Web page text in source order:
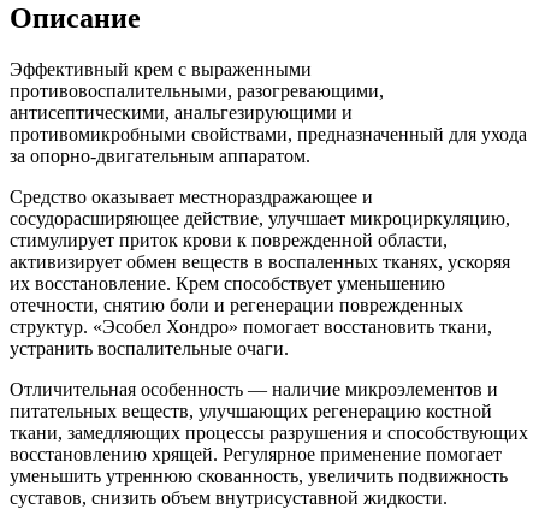
Описание
Эффективный крем с выраженными
противовоспалительными, разогревающими,
антисептическими, анальгезирующими и
противомикробными свойствами, предназначенный для ухода
за опорно-двигательным аппаратом.
Средство оказывает местнораздражающее и
сосудорасширяющее действие, улучшает микроциркуляцию,
стимулирует приток крови к поврежденной области,
активизирует обмен веществ в воспаленных тканях, ускоряя
их восстановление. Крем способствует уменьшению
отечности, снятию боли и регенерации поврежденных
структур. «Эсобел Хондро» помогает восстановить ткани,
устранить воспалительные очаги.
Отличительная особенность — наличие микроэлементов и
питательных веществ, улучшающих регенерацию костной
ткани, замедляющих процессы разрушения и способствующих
восстановлению хрящей. Регулярное применение помогает
уменьшить утреннюю скованность, увеличить подвижность
суставов, снизить объем внутрисуставной жидкости.